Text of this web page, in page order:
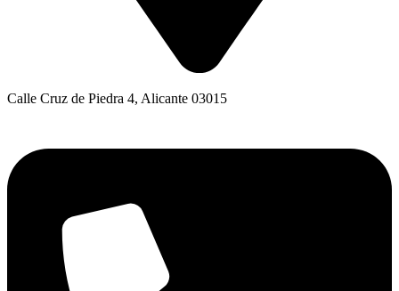
Calle Cruz de Piedra 4, Alicante 03015